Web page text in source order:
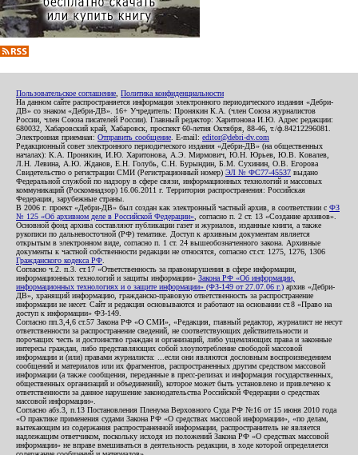
Пользовательское соглашение Политика конфиденциальности
На данном сайте распространяется информация электронного периодического издания «Дебри-
ДВ» со знаком «Дебри-ДВ». 16+ Учредитель: Пронякин К.А. (член Союза журналистов
России, член Союза писателей России). Главный редактор: Харитонова И.Ю. Адрес редакции:
680032, Хабаровский край, Хабаровск, проспект 60-летия Октября, 88-46, т./ф.84212296081.
Электронная приемная: Отправить сообщение . E-mail: editor@debri-dv.com
Редакционный совет электронного периодического издания «Дебри-ДВ» (на общественных
началах): К.А. Пронякин, И.Ю. Харитонова, А.Э. Мирмович, Ю.Н. Юрьев, Ю.В. Ковалев,
Л.Н. Левина, А.Ю. Жданов, Е.Н. Голубь, С.Н. Бурындин, Б.М. Сухинин, О.В. Егорова
Свидетельство о регистрации СМИ (Регистрационный номер) ЭЛ № ФС77-45537 выдано
Федеральной службой по надзору в сфере связи, информационных технологий и массовых
коммуникаций (Роскомнадзор) 16.06.2011 г. Территория распространения: Российская
Федерация, зарубежные страны.
В 2006 г. проект «Дебри-ДВ» был создан как электронный частный архив, в соответствии с ФЗ
№ 125 «Об архивном деле в Российской Федерации» , согласно п. 2 ст. 13 «Создание архивов».
Основной фонд архива составляют публикации газет и журналов, изданные книги, а также
рукописи по дальневосточной (РФ) тематике. Доступ к архивным документам является
открытым в электронном виде, согласно п. 1 ст. 24 вышеобозначенного закона. Архивные
документы к частной собственности редакции не относятся, согласно ст.ст. 1275, 1276, 1306
Гражданского кодекса РФ
Согласно ч.2. п.3. ст.17 «Ответственность за правонарушения в сфере информации,
информационных технологий и защиты информации» Закона РФ «Об информации,
информационных технологиях и о защите информации» (ФЗ-149 от 27.07.06 г.) архив «Дебри-
ДВ», хранящий информацию, гражданско-правовую ответственность за распространение
информации не несет. Сайт и редакция основываются и работают на основании ст.8 «Право на
доступ к информации» ФЗ-149.
Согласно пп.3,4,6 ст.57 Закона РФ «О СМИ», «Редакция, главный редактор, журналист не несут
ответственности за распространение сведений, не соответствующих действительности и
порочащих честь и достоинство граждан и организаций, либо ущемляющих права и законные
интересы граждан, либо представляющих собой злоупотребление свободой массовой
информации и (или) правами журналиста: ...если они являются дословным воспроизведением
сообщений и материалов или их фрагментов, распространенных другим средством массовой
информации (а также сообщения, переданные в пресс-релизах и информация государственных,
общественных организаций и объединений), которое может быть установлено и привлечено к
ответственности за данное нарушение законодательства Российской Федерации о средствах
массовой информации».
Согласно абз.3, п.13 Постановления Пленума Верховного Суда РФ №16 от 15 июня 2010 года
«О практике применения судами Закона РФ «О средствах массовой информации», «по делам,
вытекающим из содержания распространенной информации, распространитель не является
надлежащим ответчиком, поскольку исходя из положений Закона РФ «О средствах массовой
информации» не вправе вмешиваться в деятельность редакции, в ходе которой определяется